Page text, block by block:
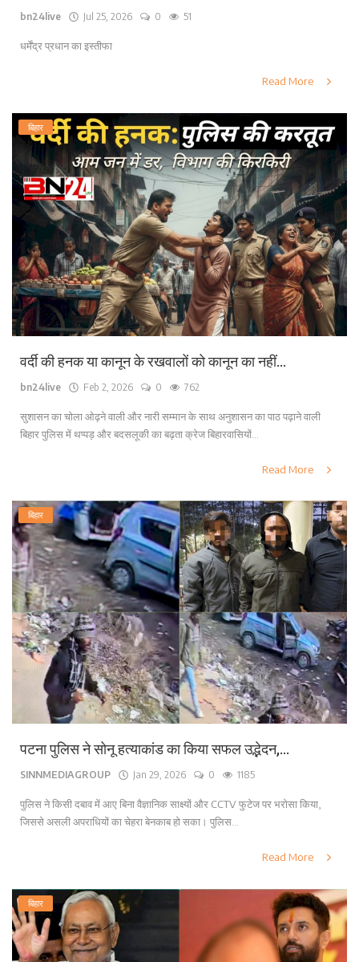
bn24live Jul 25, 2026 0 51
धर्मेंद्र प्रधान का इस्तीफा
Read More
बिहार
वर्दी की हनक या कानून के रखवालों को कानून का नहीं...
bn24live Feb 2, 2026 0 762
सुशासन का चोला ओढ़ने वाली और नारी सम्मान के साथ अनुशासन का पाठ पढ़ाने वाली
बिहार पुलिस में थप्पड़ और बदसलूकी का बढ़ता क्रेज बिहारवासियों...
Read More
बिहार
पटना पुलिस ने सोनू हत्याकांड का किया सफल उद्भेदन,...
SINNMEDIAGROUP Jan 29, 2026 0 1185
पुलिस ने किसी दबाव में आए बिना वैज्ञानिक साक्ष्यों और CCTV फुटेज पर भरोसा किया,
जिससे असली अपराधियों का चेहरा बेनकाब हो सका। पुलिस...
Read More
बिहार